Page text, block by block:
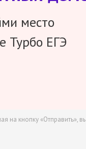
место
Турбо ЕГЭ
на кнопку «Отправить»,